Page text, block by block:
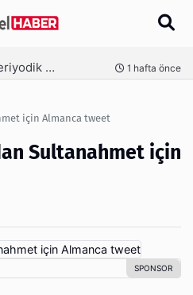
3 hafta önce
için Almanca tweet
Sultanahmet için